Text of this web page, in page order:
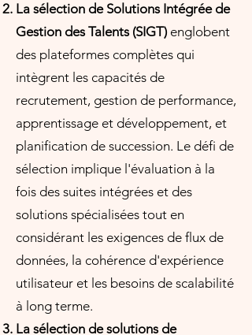
La sélection de Solutions Intégrée de
Gestion des Talents (SIGT) englobent
des plateformes complètes qui
intègrent les capacités de
recrutement, gestion de performance,
apprentissage et développement, et
planification de succession. Le défi de
sélection implique l'évaluation à la
fois des suites intégrées et des
solutions spécialisées tout en
considérant les exigences de flux de
données, la cohérence d'expérience
utilisateur et les besoins de scalabilité
à long terme.
La sélection de solutions de